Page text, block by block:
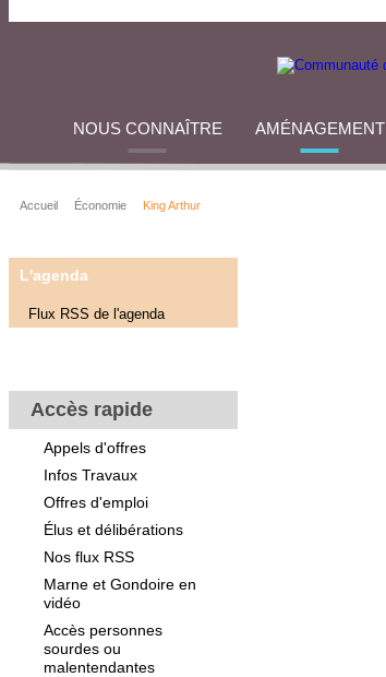
NOUS CONNAÎTRE AMÉNAGEMENT
Accueil Économie King Arthur
L'agenda
Flux RSS de l'agenda
Accès rapide
Appels d'offres
Infos Travaux
Offres d'emploi
Élus et délibérations
Nos flux RSS
Marne et Gondoire en
vidéo
Accès personnes
sourdes ou
malentendantes